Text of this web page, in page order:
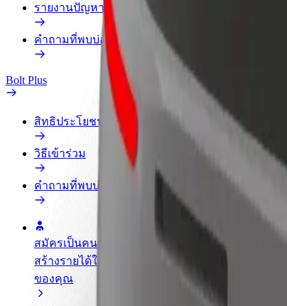
รายงานปัญหา
คำถามที่พบบ่อย
Bolt Plus
สิทธิประโยชน์
วิธีเข้าร่วม
คำถามที่พบบ่อย
สมัครเป็นคนขับ
สร้างรายได้ในแบบ
ของคุณ
สมัครเป็นคนส่งพัสดุ
เพิ่
เพิ่